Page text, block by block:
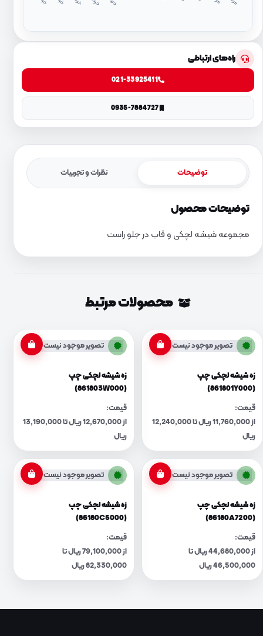
راه‌های ارتباطی
021-33925411
0935-7884727
توضیحات نظرات و تجربیات
توضیحات محصول
مجموعه شیشه لچکی و قاب در جلو راست
محصولات مرتبط
تصویر موجود نیست
زه شیشه لچکی چپ
(861801Y000)
قیمت:
از 11,760,000 ریال تا 12,240,000
ریال
تصویر موجود نیست
زه شیشه لچکی چپ
(861803W000)
قیمت:
از 12,670,000 ریال تا 13,190,000
ریال
تصویر موجود نیست
زه شیشه لچکی چپ
(86180A7200)
قیمت:
از 44,680,000 ریال تا
46,500,000 ریال
تصویر موجود نیست
زه شیشه لچکی چپ
(86180C5000)
قیمت:
از 79,100,000 ریال تا
82,330,000 ریال